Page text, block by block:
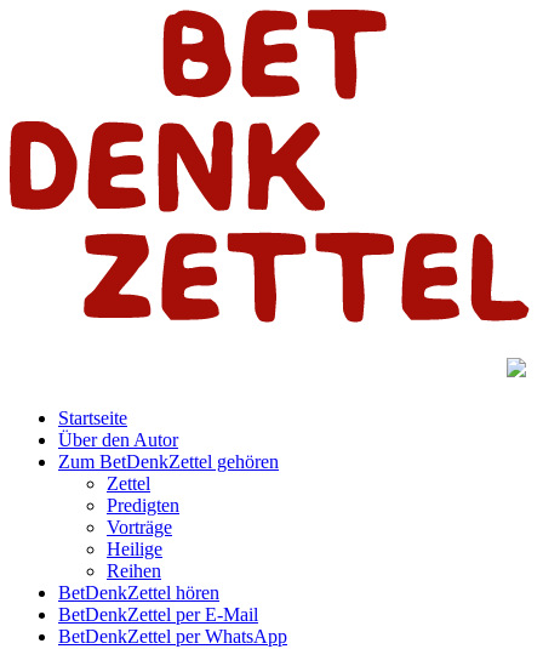
Startseite
Über den Autor
Zum BetDenkZettel gehören
Zettel
Predigten
Vorträge
Heilige
Reihen
BetDenkZettel hören
BetDenkZettel per E-Mail
BetDenkZettel per WhatsApp